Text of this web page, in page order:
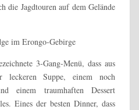
die Jagdtouren auf dem Gelände
3-Gang-Menü, dass aus
leckeren Suppe, einem noch
einem traumhaften Dessert
Eines der besten Dinner, dass